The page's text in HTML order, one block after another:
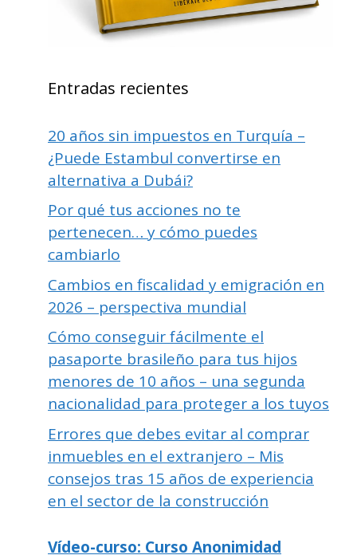
Entradas recientes
20 años sin impuestos en Turquía –
¿Puede Estambul convertirse en
alternativa a Dubái?
Por qué tus acciones no te
pertenecen… y cómo puedes
cambiarlo
Cambios en fiscalidad y emigración en
2026 – perspectiva mundial
Cómo conseguir fácilmente el
pasaporte brasileño para tus hijos
menores de 10 años – una segunda
nacionalidad para proteger a los tuyos
Errores que debes evitar al comprar
inmuebles en el extranjero – Mis
consejos tras 15 años de experiencia
en el sector de la construcción
Vídeo-curso: Curso Anonimidad